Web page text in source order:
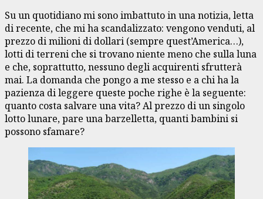
Su un quotidiano mi sono imbattuto in una notizia, letta
di recente, che mi ha scandalizzato: vengono venduti, al
prezzo di milioni di dollari (sempre quest’America…),
lotti di terreni che si trovano niente meno che sulla luna
e che, soprattutto, nessuno degli acquirenti sfrutterà
mai. La domanda che pongo a me stesso e a chi ha la
pazienza di leggere queste poche righe è la seguente:
quanto costa salvare una vita? Al prezzo di un singolo
lotto lunare, pare una barzelletta, quanti bambini si
possono sfamare?